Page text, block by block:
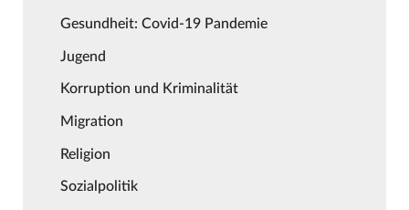
Gesundheit: Covid-19 Pandemie
Jugend
Korruption und Kriminalität
Migration
Religion
Sozialpolitik